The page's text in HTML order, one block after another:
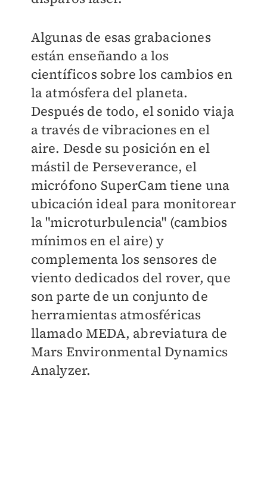
Algunas de esas grabaciones
están enseñando a los
científicos sobre los cambios en
la atmósfera del planeta.
Después de todo, el sonido viaja
a través de vibraciones en el
aire. Desde su posición en el
mástil de Perseverance, el
micrófono SuperCam tiene una
ubicación ideal para monitorear
la "microturbulencia" (cambios
mínimos en el aire) y
complementa los sensores de
viento dedicados del rover, que
son parte de un conjunto de
herramientas atmosféricas
llamado MEDA, abreviatura de
Mars Environmental Dynamics
Analyzer.